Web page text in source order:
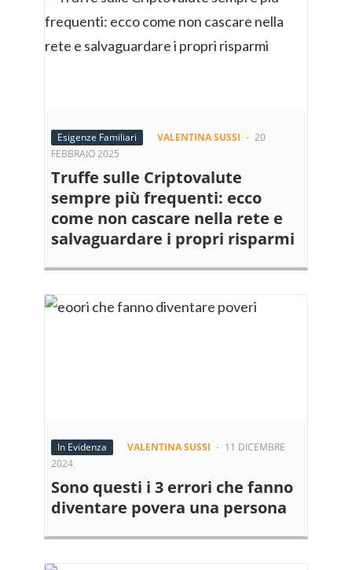
Esigenze Familiari VALENTINA SUSSI - 20
FEBBRAIO 2025
Truffe sulle Criptovalute
sempre più frequenti: ecco
come non cascare nella rete e
salvaguardare i propri risparmi
In Evidenza VALENTINA SUSSI - 11 DICEMBRE
2024
Sono questi i 3 errori che fanno
diventare povera una persona